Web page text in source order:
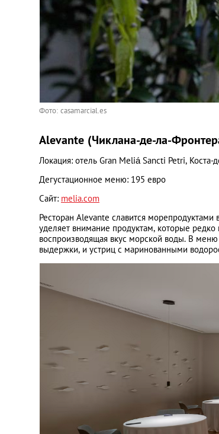
Фото: casamarcial.es
Alevante (Чиклана-де-ла-
Локация: отель Gran Meliá Sancti Petri, Коста-
Дегустационное меню: 195 евро
Сайт: melia.com
Ресторан Alevante славится
уделяет внимание продуктам, которые
воспроизводящая вкус морской воды. В
выдержки, и устриц с маринованными